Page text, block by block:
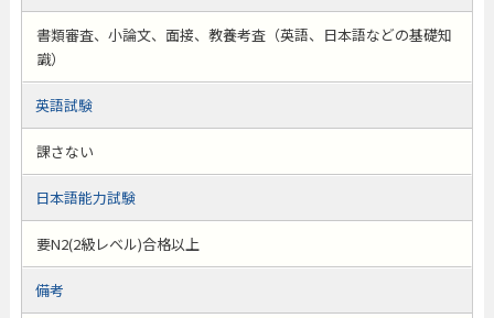
書類審査、小論文、面接、教養考査（英語、日本語などの基礎知
識）
英語試験
課さない
日本語能力試験
要N2(2級レベル)合格以上
備考